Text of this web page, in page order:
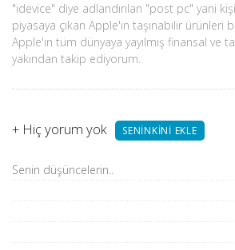
"idevice" diye adlandırılan "post pc" yani
piyasaya çıkan Apple'ın taşınabilir ürünleri
Apple'ın tüm dünyaya yayılmış finansal ve
yakından takip ediyorum.
+ Hiç yorum yok SENINKINI EKLE